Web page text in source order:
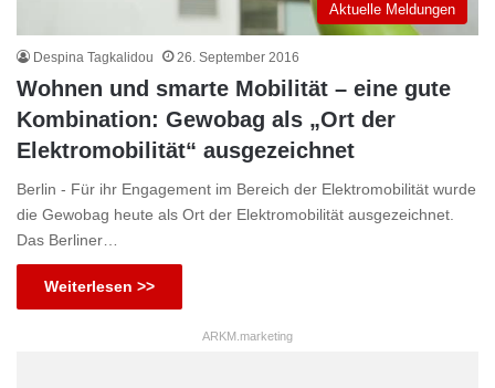
Aktuelle Meldungen
Despina Tagkalidou 26. September 2016
Wohnen und smarte Mobilität – eine gute
Kombination: Gewobag als „Ort der
Elektromobilität“ ausgezeichnet
Berlin - Für ihr Engagement im Bereich der Elektromobilität wurde
die Gewobag heute als Ort der Elektromobilität ausgezeichnet.
Das Berliner…
Weiterlesen >>
ARKM.marketing